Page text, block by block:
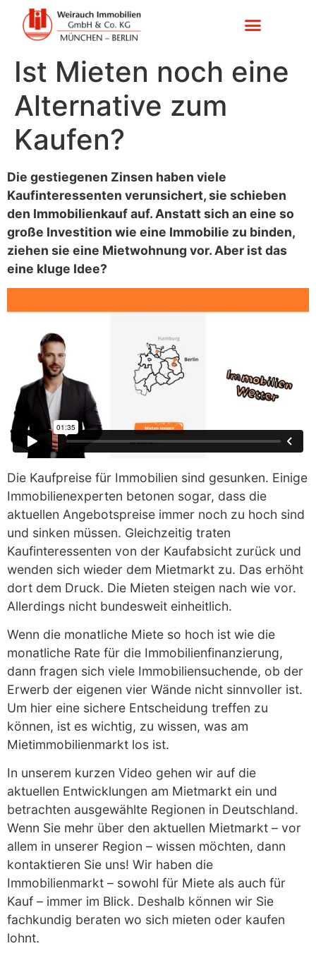
Ist Mieten noch eine
Alternative zum
Kaufen?
Die gestiegenen Zinsen haben viele
Kaufinteressenten verunsichert, sie schieben
den Immobilienkauf auf. Anstatt sich an eine so
große Investition wie eine Immobilie zu binden,
ziehen sie eine Mietwohnung vor. Aber ist das
eine kluge Idee?
Die Kaufpreise für Immobilien sind gesunken. Einige
Immobilienexperten betonen sogar, dass die
aktuellen Angebotspreise immer noch zu hoch sind
und sinken müssen. Gleichzeitig traten
Kaufinteressenten von der Kaufabsicht zurück und
wenden sich wieder dem Mietmarkt zu. Das erhöht
dort dem Druck. Die Mieten steigen nach wie vor.
Allerdings nicht bundesweit einheitlich.
Wenn die monatliche Miete so hoch ist wie die
monatliche Rate für die Immobilienfinanzierung,
dann fragen sich viele Immobiliensuchende, ob der
Erwerb der eigenen vier Wände nicht sinnvoller ist.
Um hier eine sichere Entscheidung treffen zu
können, ist es wichtig, zu wissen, was am
Mietimmobilienmarkt los ist.
In unserem kurzen Video gehen wir auf die
aktuellen Entwicklungen am Mietmarkt ein und
betrachten ausgewählte Regionen in Deutschland.
Wenn Sie mehr über den aktuellen Mietmarkt – vor
allem in unserer Region – wissen möchten, dann
kontaktieren Sie uns! Wir haben die
Immobilienmarkt – sowohl für Miete als auch für
Kauf – immer im Blick. Deshalb können wir Sie
fachkundig beraten wo sich mieten oder kaufen
lohnt.